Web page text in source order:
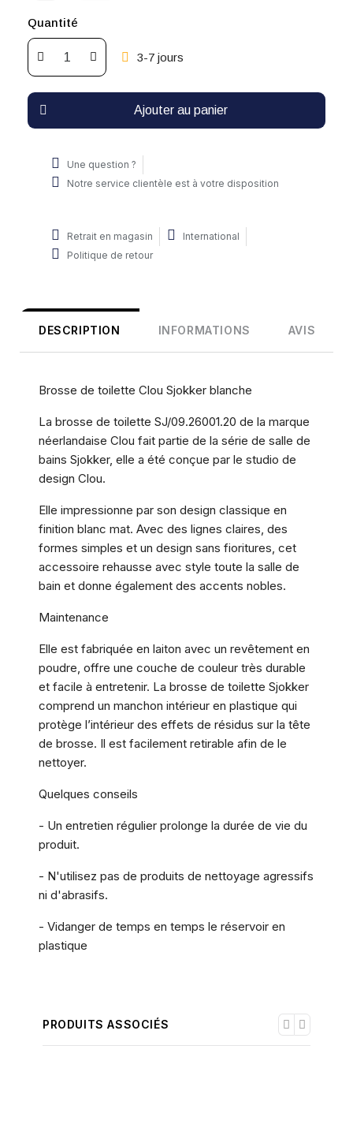
Quantité
3-7 jours
Ajouter au panier
Une question ?
Notre service clientèle est à votre disposition
Retrait en magasin
International
Politique de retour
DESCRIPTION INFORMATIONS AVIS
Brosse de toilette Clou Sjokker blanche
La brosse de toilette SJ/09.26001.20 de la marque
néerlandaise Clou fait partie de la série de salle de
bains Sjokker, elle a été conçue par le studio de
design Clou.
Elle impressionne par son design classique en
finition blanc mat. Avec des lignes claires, des
formes simples et un design sans fioritures, cet
accessoire rehausse avec style toute la salle de
bain et donne également des accents nobles.
Maintenance
Elle est fabriquée en laiton avec un revêtement en
poudre, offre une couche de couleur très durable
et facile à entretenir. La brosse de toilette Sjokker
comprend un manchon intérieur en plastique qui
protège l’intérieur des effets de résidus sur la tête
de brosse. Il est facilement retirable afin de le
nettoyer.
Quelques conseils
- Un entretien régulier prolonge la durée de vie du
produit.
- N'utilisez pas de produits de nettoyage agressifs
ni d'abrasifs.
- Vidanger de temps en temps le réservoir en
plastique
PRODUITS ASSOCIÉS